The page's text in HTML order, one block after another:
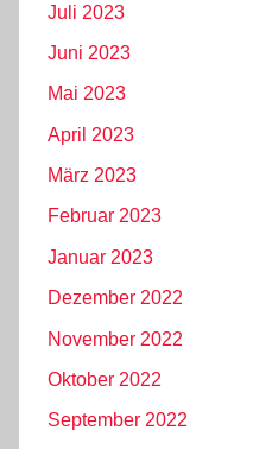
Juli 2023
Juni 2023
Mai 2023
April 2023
März 2023
Februar 2023
Januar 2023
Dezember 2022
November 2022
Oktober 2022
September 2022